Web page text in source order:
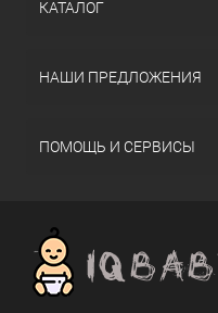
КАТАЛОГ
НАШИ ПРЕДЛОЖЕНИЯ
ПОМОЩЬ И СЕРВИСЫ